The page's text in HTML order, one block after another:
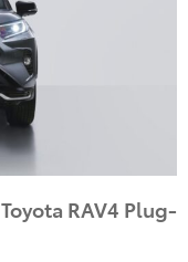
RAV4 Plug-